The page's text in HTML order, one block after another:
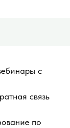
с
связь
по